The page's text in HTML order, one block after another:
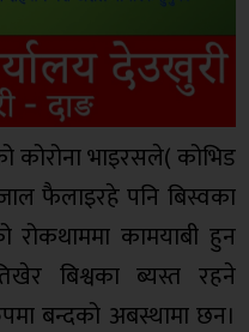
कोरोना भाइरसले( कोभिड
फैलाइरहे पनि बिस्वका
कामयाबी हुन
बिश्वका ब्यस्त रहने
बन्दको अबस्थामा छन।